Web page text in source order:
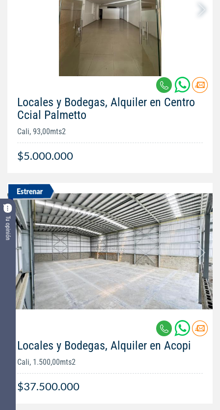
Tu opinión
Locales y Bodegas, Alquiler en Centro
Ccial Palmetto
Cali, 93,00mts2
$5.000.000
Locales y Bodegas, Alquiler en Acopi
Cali, 1.500,00mts2
$37.500.000